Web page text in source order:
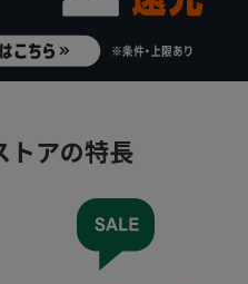
トアの特長